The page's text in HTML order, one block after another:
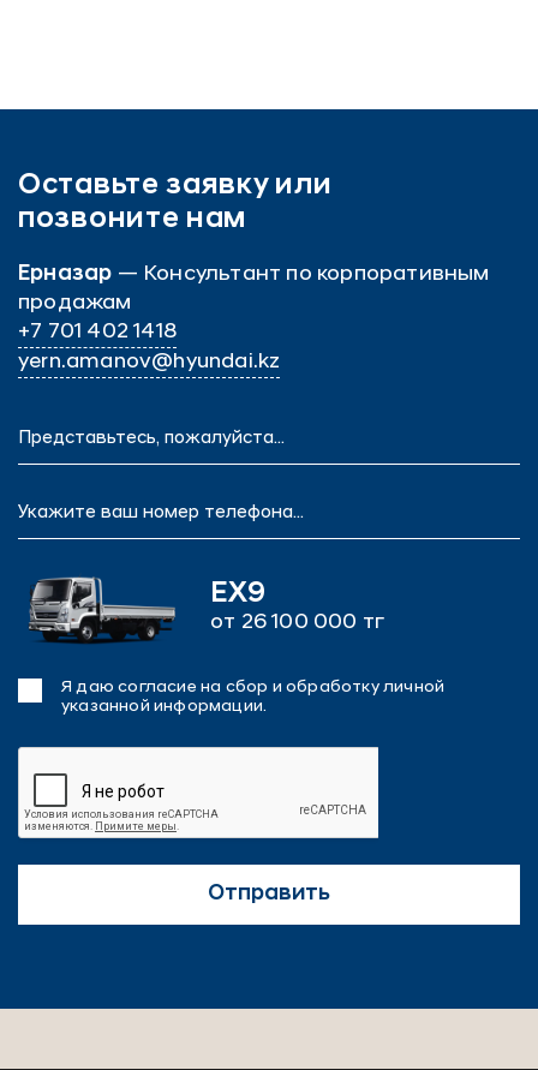
Оставьте заявку или
позвоните нам
Ерназар — Консультант по корпоративным
продажам
+7 701 402 1418
yern.amanov@hyundai.kz
EX9
от 26 100 000 тг
Я даю согласие на сбор и обработку личной
указанной информации.
Отправить